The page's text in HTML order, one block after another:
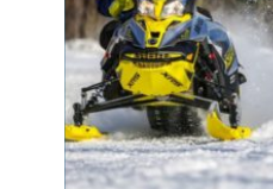
klassiska trähusen och
den stilla bymiljön
skapar en inramnin...